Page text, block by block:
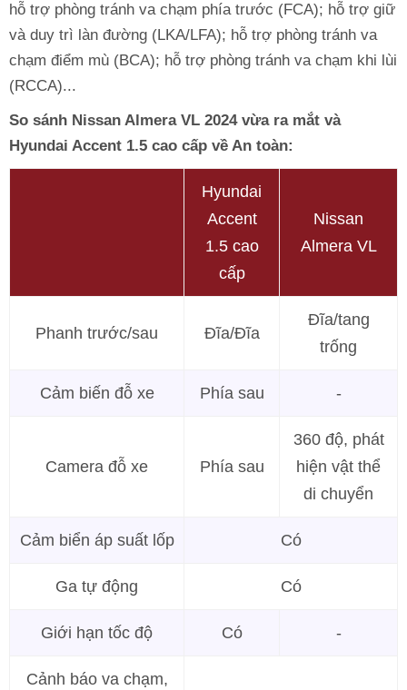
hỗ trợ phòng tránh va chạm phía trước (FCA); hỗ trợ giữ
và duy trì làn đường (LKA/LFA); hỗ trợ phòng tránh va
chạm điểm mù (BCA); hỗ trợ phòng tránh va chạm khi lùi
(RCCA)...
So sánh Nissan Almera VL 2024 vừa ra mắt và
Hyundai Accent 1.5 cao cấp về An toàn:
Hyundai
Accent
1.5 cao
cấp
Nissan
Almera VL
Phanh trước/sau Đĩa/Đĩa
Đĩa/tang
trống
Cảm biến đỗ xe Phía sau -
Camera đỗ xe Phía sau
360 độ, phát
hiện vật thể
di chuyển
Cảm biển áp suất lốp Có
Ga tự động Có
Giới hạn tốc độ Có -
Cảnh báo va chạm,